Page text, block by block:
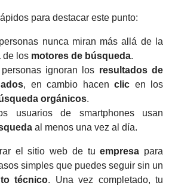
para destacar este punto:
nunca miran más allá de la
de los motores de búsqueda.
ignoran los resultados de
, en cambio hacenclic en los
orgánicos.
usuarios de smartphones usan
al menos una vez al día.
el sitio web de tuempresa para
simples que puedes seguir sin un
técnico. Una vez completado, tu